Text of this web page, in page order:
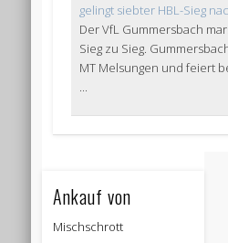
gelingt siebter HBL-Sieg
Der VfL Gummersbach
Sieg zu Sieg.
MT Melsungen und feiert
...
Ankauf von
Mischschrott